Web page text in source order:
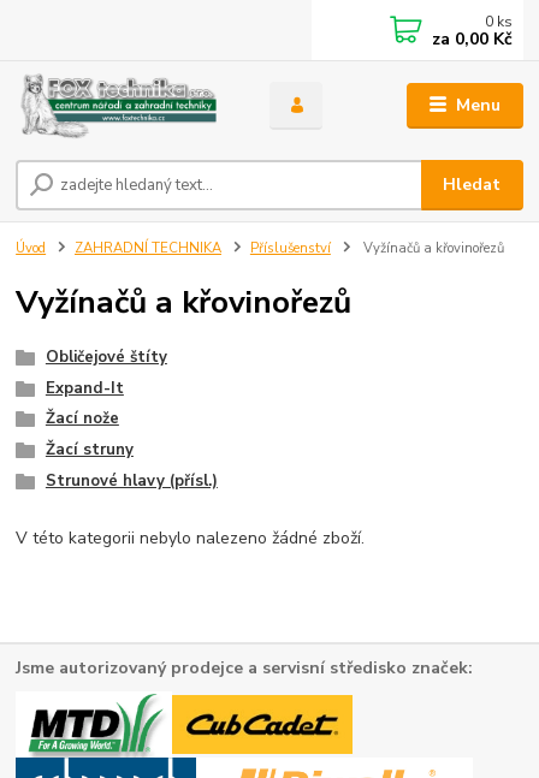
Menu
Hledat
0 ks
za 0,00 Kč
Úvod ZAHRADNÍ TECHNIKA Příslušenství Vyžínačů a křovinořezů
Vyžínačů a křovinořezů
Obličejové štíty
Expand-It
Žací nože
Žací struny
Strunové hlavy (přísl.)
V této kategorii nebylo nalezeno žádné zboží.
Jsme autorizovaný prodejce a servisní středisko značek: